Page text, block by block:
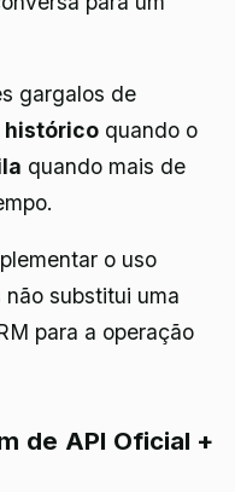
gargalos de
histórico quando o
quando mais de
o uso
substitui uma
para a operação
de API Oficial +